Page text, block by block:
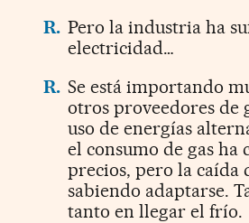
R. Pero la industria ha
electricidad…
R. Se está importando
otros proveedores de
uso de energías
el consumo de gas
precios, pero la caída
sabiendo adaptarse.
tanto en llegar el frío.